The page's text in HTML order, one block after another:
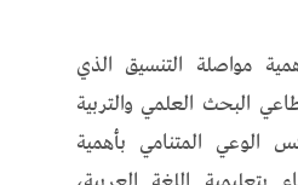
مواصلة التنسيق الذي
البحث العلمي والتربية
الوعي المتنامي بأهمية